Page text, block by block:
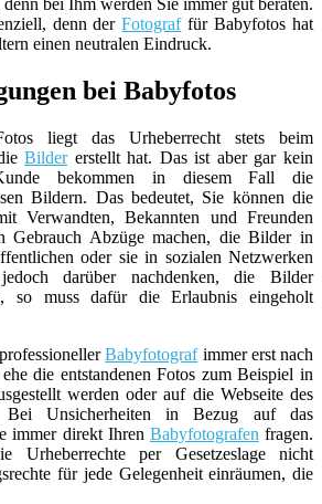
bei Ihm werden Sie immer gut beraten.
denn derFotograffür Babyfotos hat
einen neutralen Eindruck.
bei Babyfotos
liegt das Urheberrecht stets beim
Bildererstellt hat. Das ist aber gar kein
bekommen in diesem Fall die
Bildern. Das bedeutet, Sie können die
Verwandten, Bekannten und Freunden
Gebrauch Abzüge machen, die Bilder in
oder sie in sozialen Netzwerken
darüber nachdenken, die Bilder
so muss dafür die Erlaubnis eingeholt
Babyfotografimmer erst nach
die entstandenen Fotos zum Beispiel in
werden oder auf die Webseite des
Bei Unsicherheiten in Bezug auf das
immer direkt Ihren Babyfotografen fragen.
Urheberrechte per Gesetzeslage nicht
für jede Gelegenheit einräumen, die